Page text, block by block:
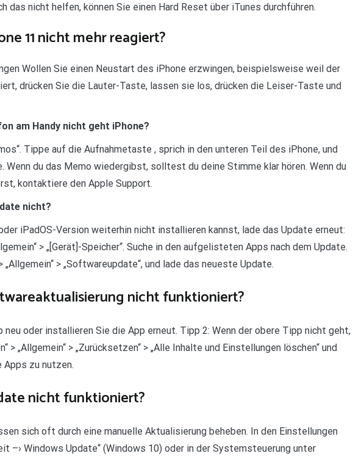
das nicht helfen, können Sie einen Hard Reset über iTunes durchführen.
11 nicht mehr reagiert?
Wollen Sie einen Neustart des iPhone erzwingen, beispielsweise weil der
drücken Sie die Lauter-Taste, lassen sie los, drücken die Leiser-Taste und
am Handy nicht geht iPhone?
Tippe auf die Aufnahmetaste , sprich in den unteren Teil des iPhone, und
Wenn du das Memo wiedergibst, solltest du deine Stimme klar hören. Wenn du
kontaktiere den Apple Support.
nicht?
iPadOS-Version weiterhin nicht installieren kannst, lade das Update erneut:
> „[Gerät]-Speicher“. Suche in den aufgelisteten Apps nach dem Update.
„Allgemein“ > „Softwareupdate“, und lade das neueste Update.
nicht funktioniert?
neu oder installieren Sie die App erneut. Tipp 2: Wenn der obere Tipp nicht geht,
> „Allgemein“ > „Zurücksetzen“ > „Alle Inhalte und Einstellungen löschen“ und
Apps zu nutzen.
nicht funktioniert?
sich oft durch eine manuelle Aktualisierung beheben. In den Einstellungen
–› Windows Update“ (Windows 10) oder in der Systemsteuerung unter